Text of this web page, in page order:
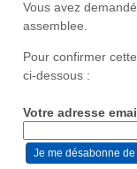
Vous avez
assemblee.
Pour confirmer
ci-dessous :
Votre adresse